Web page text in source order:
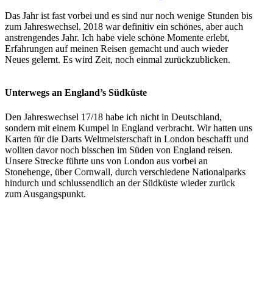
Das Jahr ist fast vorbei und es sind nur noch wenige Stunden bis
zum Jahreswechsel. 2018 war definitiv ein schönes, aber auch
anstrengendes Jahr. Ich habe viele schöne Momente erlebt,
Erfahrungen auf meinen Reisen gemacht und auch wieder
Neues gelernt. Es wird Zeit, noch einmal zurückzublicken.
Unterwegs an England’s Südküste
Den Jahreswechsel 17/18 habe ich nicht in Deutschland,
sondern mit einem Kumpel in England verbracht. Wir hatten uns
Karten für die Darts Weltmeisterschaft in London beschafft und
wollten davor noch bisschen im Süden von England reisen.
Unsere Strecke führte uns von London aus vorbei an
Stonehenge, über Cornwall, durch verschiedene Nationalparks
hindurch und schlussendlich an der Südküste wieder zurück
zum Ausgangspunkt.